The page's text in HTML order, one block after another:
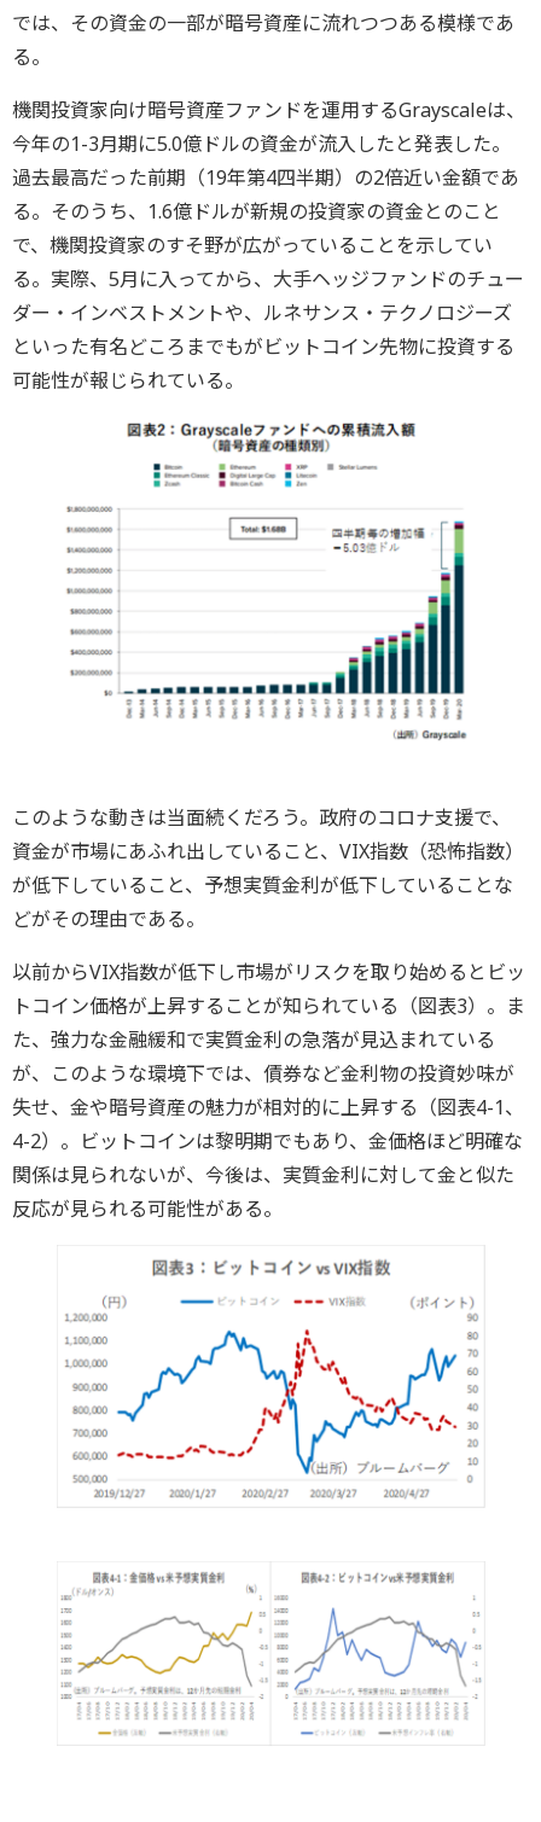
では、その資金の一部が暗号資産に流れつつある模様であ
る。
機関投資家向け暗号資産ファンドを運用するGrayscaleは、
今年の1-3月期に5.0億ドルの資金が流入したと発表した。
過去最高だった前期（19年第4四半期）の2倍近い金額であ
る。そのうち、1.6億ドルが新規の投資家の資金とのこと
で、機関投資家のすそ野が広がっていることを示してい
る。実際、5月に入ってから、大手ヘッジファンドのチュー
ダー・インベストメントや、ルネサンス・テクノロジーズ
といった有名どころまでもがビットコイン先物に投資する
可能性が報じられている。
このような動きは当面続くだろう。政府のコロナ支援で、
資金が市場にあふれ出していること、VIX指数（恐怖指数）
が低下していること、予想実質金利が低下していることな
どがその理由である。
以前からVIX指数が低下し市場がリスクを取り始めるとビッ
トコイン価格が上昇することが知られている（図表3）。ま
た、強力な金融緩和で実質金利の急落が見込まれている
が、このような環境下では、債券など金利物の投資妙味が
失せ、金や暗号資産の魅力が相対的に上昇する（図表4-1、
4-2）。ビットコインは黎明期でもあり、金価格ほど明確な
関係は見られないが、今後は、実質金利に対して金と似た
反応が見られる可能性がある。